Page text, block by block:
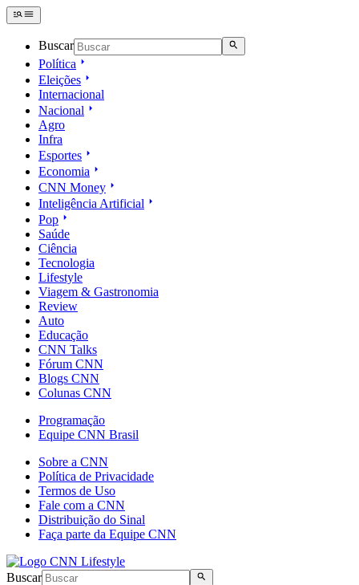
Buscar
Política
Eleições
Internacional
Nacional
Agro
Infra
Esportes
Economia
CNN Money
Inteligência Artificial
Pop
Saúde
Ciência
Tecnologia
Lifestyle
Viagem & Gastronomia
Review
Auto
Educação
CNN Talks
Fórum CNN
Blogs CNN
Colunas CNN
Programação
Equipe CNN Brasil
Sobre a CNN
Política de Privacidade
Termos de Uso
Fale com a CNN
Distribuição do Sinal
Faça parte da Equipe CNN
Buscar